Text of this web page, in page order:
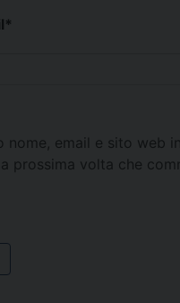
*
nome, email e sito web
prossima volta che